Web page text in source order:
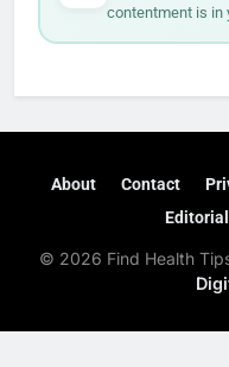
contentment is in
About Contact
© 2026 Find Health